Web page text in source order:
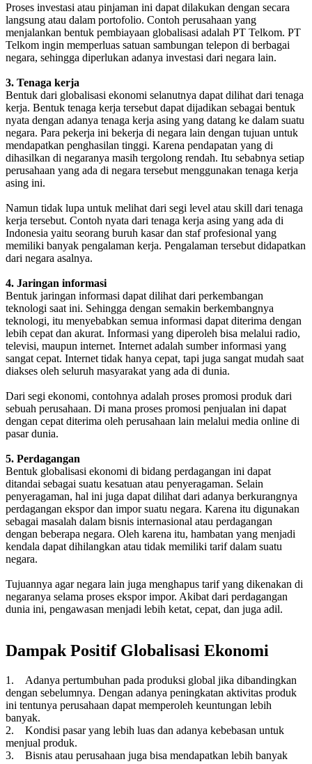
Proses investasi atau pinjaman ini dapat dilakukan dengan secara
langsung atau dalam portofolio. Contoh perusahaan yang
menjalankan bentuk pembiayaan globalisasi adalah PT Telkom. PT
Telkom ingin memperluas satuan sambungan telepon di berbagai
negara, sehingga diperlukan adanya investasi dari negara lain.
3. Tenaga kerja
Bentuk dari globalisasi ekonomi selanutnya dapat dilihat dari tenaga
kerja. Bentuk tenaga kerja tersebut dapat dijadikan sebagai bentuk
nyata dengan adanya tenaga kerja asing yang datang ke dalam suatu
negara. Para pekerja ini bekerja di negara lain dengan tujuan untuk
mendapatkan penghasilan tinggi. Karena pendapatan yang di
dihasilkan di negaranya masih tergolong rendah. Itu sebabnya setiap
perusahaan yang ada di negara tersebut menggunakan tenaga kerja
asing ini.
Namun tidak lupa untuk melihat dari segi level atau skill dari tenaga
kerja tersebut. Contoh nyata dari tenaga kerja asing yang ada di
Indonesia yaitu seorang buruh kasar dan staf profesional yang
memiliki banyak pengalaman kerja. Pengalaman tersebut didapatkan
dari negara asalnya.
4. Jaringan informasi
Bentuk jaringan informasi dapat dilihat dari perkembangan
teknologi saat ini. Sehingga dengan semakin berkembangnya
teknologi, itu menyebabkan semua informasi dapat diterima dengan
lebih cepat dan akurat. Informasi yang diperoleh bisa melalui radio,
televisi, maupun internet. Internet adalah sumber informasi yang
sangat cepat. Internet tidak hanya cepat, tapi juga sangat mudah saat
diakses oleh seluruh masyarakat yang ada di dunia.
Dari segi ekonomi, contohnya adalah proses promosi produk dari
sebuah perusahaan. Di mana proses promosi penjualan ini dapat
dengan cepat diterima oleh perusahaan lain melalui media online di
pasar dunia.
5. Perdagangan
Bentuk globalisasi ekonomi di bidang perdagangan ini dapat
ditandai sebagai suatu kesatuan atau penyeragaman. Selain
penyeragaman, hal ini juga dapat dilihat dari adanya berkurangnya
perdagangan ekspor dan impor suatu negara. Karena itu digunakan
sebagai masalah dalam bisnis internasional atau perdagangan
dengan beberapa negara. Oleh karena itu, hambatan yang menjadi
kendala dapat dihilangkan atau tidak memiliki tarif dalam suatu
negara.
Tujuannya agar negara lain juga menghapus tarif yang dikenakan di
negaranya selama proses ekspor impor. Akibat dari perdagangan
dunia ini, pengawasan menjadi lebih ketat, cepat, dan juga adil.
Dampak Positif Globalisasi Ekonomi
1. Adanya pertumbuhan pada produksi global jika dibandingkan
dengan sebelumnya. Dengan adanya peningkatan aktivitas produk
ini tentunya perusahaan dapat memperoleh keuntungan lebih
banyak.
2. Kondisi pasar yang lebih luas dan adanya kebebasan untuk
menjual produk.
3. Bisnis atau perusahaan juga bisa mendapatkan lebih banyak